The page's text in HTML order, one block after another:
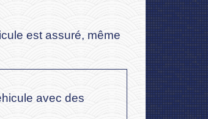
est assuré, même
avec des